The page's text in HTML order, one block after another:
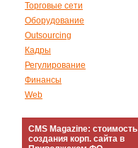
Торговые сети
Оборудование
Outsourcing
Кадры
Регулирование
Финансы
Web
CMS Magazine: стоимость
создания корп. сайта в